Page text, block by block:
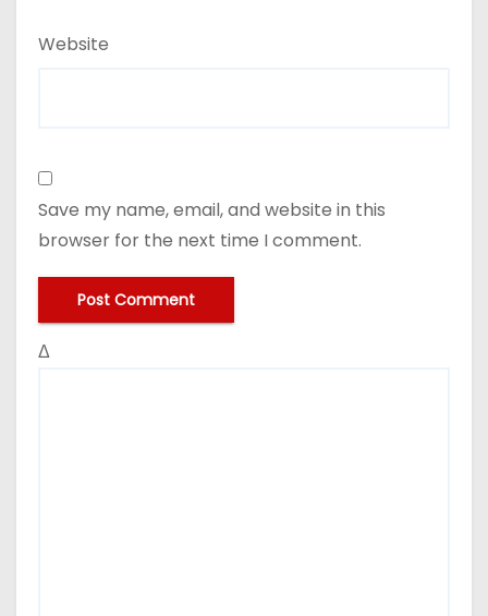
Website
Save my name, email, and website in this
browser for the next time I comment.
Δ